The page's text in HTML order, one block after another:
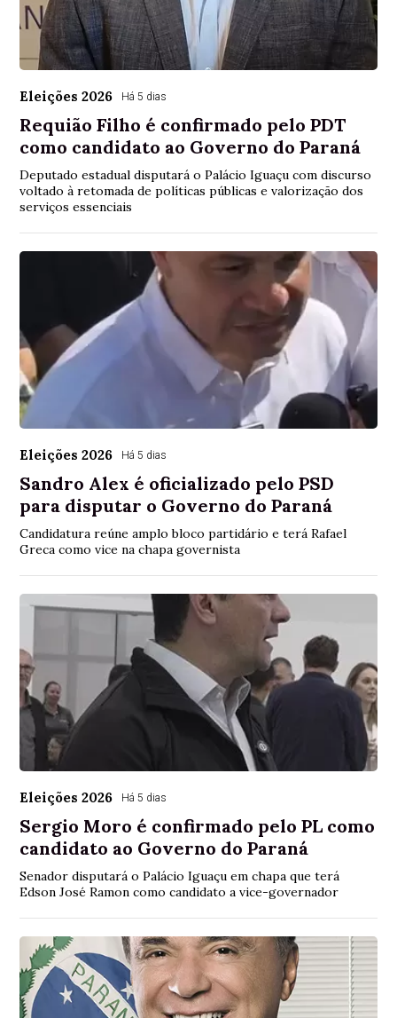
Eleições 2026 Há 5 dias
Requião Filho é confirmado pelo PDT
como candidato ao Governo do Paraná
Deputado estadual disputará o Palácio Iguaçu com discurso
voltado à retomada de políticas públicas e valorização dos
serviços essenciais
Eleições 2026 Há 5 dias
Sandro Alex é oficializado pelo PSD
para disputar o Governo do Paraná
Candidatura reúne amplo bloco partidário e terá Rafael
Greca como vice na chapa governista
Eleições 2026 Há 5 dias
Sergio Moro é confirmado pelo PL como
candidato ao Governo do Paraná
Senador disputará o Palácio Iguaçu em chapa que terá
Edson José Ramon como candidato a vice-governador